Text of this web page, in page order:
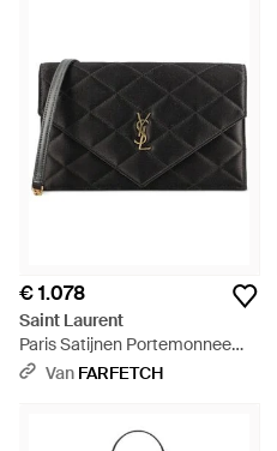
€ 1.078
Saint Laurent
Paris Satijnen Portemonnee
Met Ketting - Zwart
Van FARFETCH